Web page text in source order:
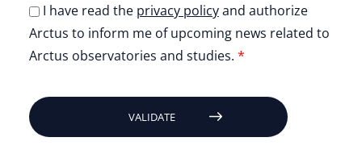
I have read the privacy policyand authorize
Arctus to inform me of upcoming news related to
Arctus observatories and studies. *
VALIDATE